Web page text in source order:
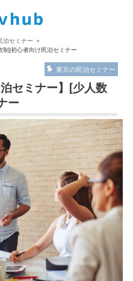
泊セミナー
制]初心者向け民泊セミナー
東京の民泊セミナー
セミナー】[少人数
ー